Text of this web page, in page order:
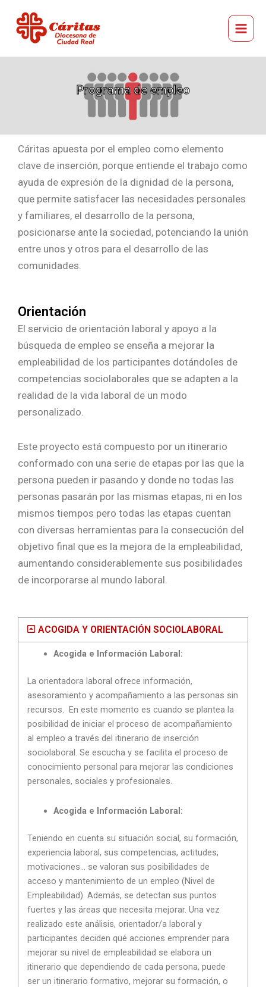
contenido
Menu
Programa de empleo
Cáritas apuesta por el empleo como elemento
clave de inserción, porque entiende el trabajo como
ayuda de expresión de la dignidad de la persona,
que permite satisfacer las necesidades personales
y familiares, el desarrollo de la persona,
posicionarse ante la sociedad, potenciando la unión
entre unos y otros para el desarrollo de las
comunidades.
Orientación
El servicio de orientación laboral y apoyo a la
búsqueda de empleo se enseña a mejorar la
empleabilidad de los participantes dotándoles de
competencias sociolaborales que se adapten a la
realidad de la vida laboral de un modo
personalizado.
Este proyecto está compuesto por un itinerario
conformado con una serie de etapas por las que la
persona pueden ir pasando y donde no todas las
personas pasarán por las mismas etapas, ni en los
mismos tiempos pero todas las etapas cuentan
con diversas herramientas para la consecución del
objetivo final que es la mejora de la empleabilidad,
aumentando considerablemente sus posibilidades
de incorporarse al mundo laboral.
ACOGIDA Y ORIENTACIÓN SOCIOLABORAL
Acogida e Información Laboral:
La orientadora laboral ofrece información,
asesoramiento y acompañamiento a las personas sin
recursos. En este momento es cuando se plantea la
posibilidad de iniciar el proceso de acompañamiento
al empleo a través del itinerario de inserción
sociolaboral. Se escucha y se facilita el proceso de
conocimiento personal para mejorar las condiciones
personales, sociales y profesionales.
Acogida e Información Laboral:
Teniendo en cuenta su situación social, su formación,
experiencia laboral, sus competencias, actitudes,
motivaciones… se valoran sus posibilidades de
acceso y mantenimiento de un empleo (Nivel de
Empleabilidad). Además, se detectan sus puntos
fuertes y las áreas que necesita mejorar. Una vez
realizado este análisis, orientador/a laboral y
participantes deciden qué acciones emprender para
mejorar su nivel de empleabilidad se elabora un
itinerario que dependiendo de cada persona, puede
ser un itinerario formativo, mejorar su formación, o